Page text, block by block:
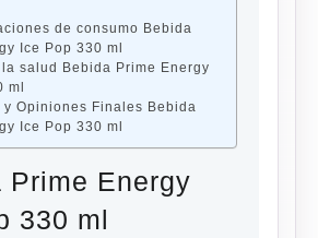
de consumo Bebida
Ice Pop 330 ml
la salud Bebida Prime Energy
ml
Opiniones Finales Bebida
Ice Pop 330 ml
Prime Energy
330 ml